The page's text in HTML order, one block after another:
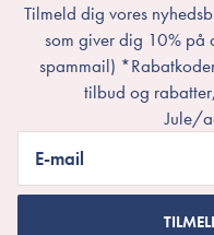
Tilmeld dig vores
som giver dig 10% på
spammail)
tilbud og
Jule/
E-mail